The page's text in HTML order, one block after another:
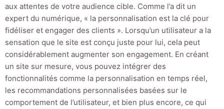
aux attentes de votre audience cible. Comme l’a dit un
expert du numérique, « la personnalisation est la clé pour
fidéliser et engager des clients ». Lorsqu’un utilisateur a la
sensation que le site est conçu juste pour lui, cela peut
considérablement augmenter son engagement. En créant
un site sur mesure, vous pouvez intégrer des
fonctionnalités comme la personnalisation en temps réel,
les recommandations personnalisées basées sur le
comportement de l’utilisateur, et bien plus encore, ce qui